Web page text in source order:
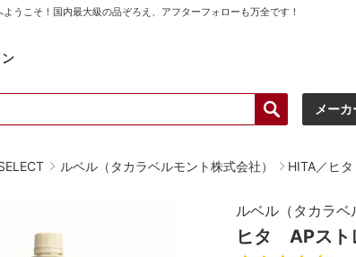
うこそ！国内最大級の品ぞろえ、アフターフォローも万全です！
メー
ルベル（タカラベルモント株式会社） HITA／ヒタ
ルベル（タカラ
ヒタ APス